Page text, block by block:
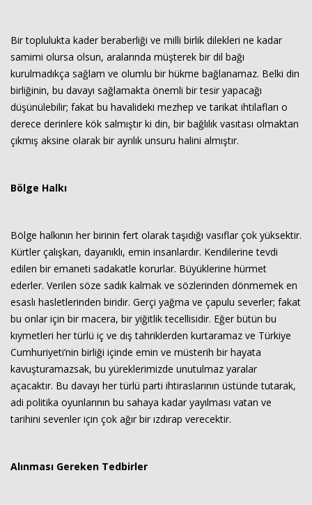
Bir toplulukta kader beraberliği ve milli birlik dilekleri ne kadar
samimi olursa olsun, aralarında müşterek bir dil bağı
kurulmadıkça sağlam ve olumlu bir hükme bağlanamaz. Belki din
birliğinin, bu davayı sağlamakta önemli bir tesir yapacağı
düşünülebilir; fakat bu havalideki mezhep ve tarikat ihtilafları o
derece derinlere kök salmıştır ki din, bir bağlılık vasıtası olmaktan
çıkmış aksine olarak bir ayrılık unsuru halini almıştır.
Bölge Halkı
Bölge halkının her birinin fert olarak taşıdığı vasıflar çok yüksektir.
Kürtler çalışkan, dayanıklı, emin insanlardır. Kendilerine tevdi
edilen bir emaneti sadakatle korurlar. Büyüklerine hürmet
ederler. Verilen söze sadık kalmak ve sözlerinden dönmemek en
esaslı hasletlerinden biridir. Gerçi yağma ve çapulu severler; fakat
bu onlar için bir macera, bir yiğitlik tecellisidir. Eğer bütün bu
kıymetleri her türlü iç ve dış tahriklerden kurtaramaz ve Türkiye
Cumhuriyeti’nin birliği içinde emin ve müsterih bir hayata
kavuşturamazsak, bu yüreklerimizde unutulmaz yaralar
açacaktır. Bu davayı her türlü parti ihtiraslarının üstünde tutarak,
adi politika oyunlarının bu sahaya kadar yayılması vatan ve
tarihini sevenler için çok ağır bir ızdırap verecektir.
Alınması Gereken Tedbirler